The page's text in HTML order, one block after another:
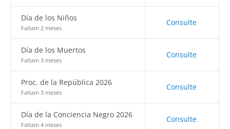
Día de los Niños
Faltam 2 meses
Consulte
Día de los Muertos
Faltam 3 meses
Consulte
Proc. de la República 2026
Faltam 3 meses
Consulte
Día de la Conciencia Negro 2026
Faltam 4 meses
Consulte